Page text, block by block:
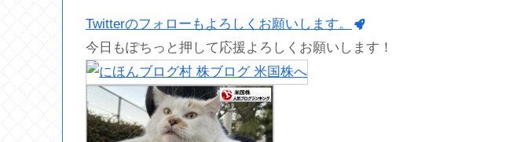
Twitterのフォローもよろしくお願いします。
今日もぽちっと押して応援よろしくお願いします！